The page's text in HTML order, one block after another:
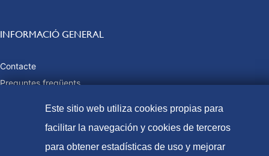
INFORMACIÓ GENERAL
Contacte
Preguntes freqüents
Este sitio web utiliza cookies propias para
facilitar la navegación y cookies de terceros
para obtener estadísticas de uso y mejorar